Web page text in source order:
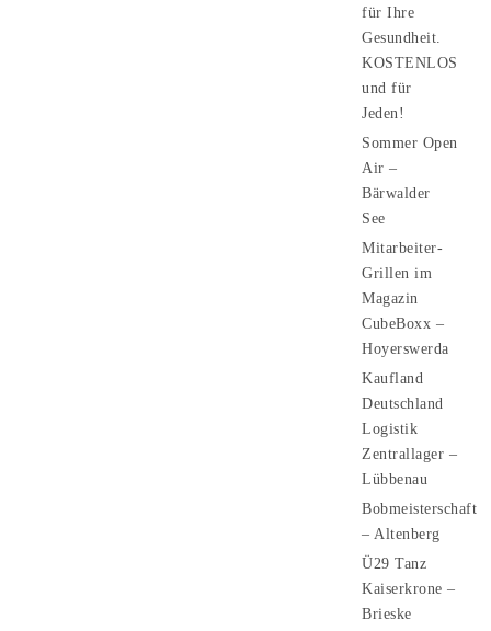
für Ihre
Gesundheit.
KOSTENLOS
und für
Jeden!
Sommer Open
Air –
Bärwalder
See
Mitarbeiter-
Grillen im
Magazin
CubeBoxx –
Hoyerswerda
Kaufland
Deutschland
Logistik
Zentrallager –
Lübbenau
Bobmeisterschaft
– Altenberg
Ü29 Tanz
Kaiserkrone –
Brieske